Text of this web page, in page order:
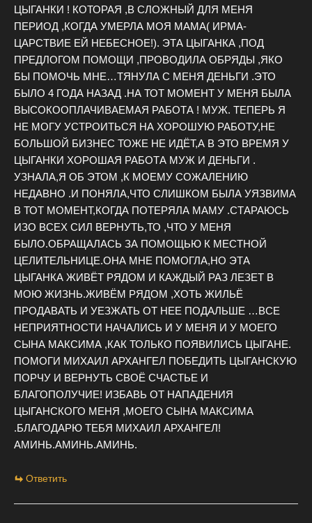
ЦЫГАНКИ ! КОТОРАЯ ,В СЛОЖНЫЙ ДЛЯ МЕНЯ
ПЕРИОД ,КОГДА УМЕРЛА МОЯ МАМА( ИРМА-
ЦАРСТВИЕ ЕЙ НЕБЕСНОЕ!). ЭТА ЦЫГАНКА ,ПОД
ПРЕДЛОГОМ ПОМОЩИ ,ПРОВОДИЛА ОБРЯДЫ ,ЯКО
БЫ ПОМОЧЬ МНЕ…ТЯНУЛА С МЕНЯ ДЕНЬГИ .ЭТО
БЫЛО 4 ГОДА НАЗАД .НА ТОТ МОМЕНТ У МЕНЯ БЫЛА
ВЫСОКООПЛАЧИВАЕМАЯ РАБОТА ! МУЖ. ТЕПЕРЬ Я
НЕ МОГУ УСТРОИТЬСЯ НА ХОРОШУЮ РАБОТУ,НЕ
БОЛЬШОЙ БИЗНЕС ТОЖЕ НЕ ИДЁТ,А В ЭТО ВРЕМЯ У
ЦЫГАНКИ ХОРОШАЯ РАБОТА МУЖ И ДЕНЬГИ .
УЗНАЛА,Я ОБ ЭТОМ ,К МОЕМУ СОЖАЛЕНИЮ
НЕДАВНО .И ПОНЯЛА,ЧТО СЛИШКОМ БЫЛА УЯЗВИМА
В ТОТ МОМЕНТ,КОГДА ПОТЕРЯЛА МАМУ .СТАРАЮСЬ
ИЗО ВСЕХ СИЛ ВЕРНУТЬ,ТО ,ЧТО У МЕНЯ
БЫЛО.ОБРАЩАЛАСЬ ЗА ПОМОЩЬЮ К МЕСТНОЙ
ЦЕЛИТЕЛЬНИЦЕ.ОНА МНЕ ПОМОГЛА,НО ЭТА
ЦЫГАНКА ЖИВЁТ РЯДОМ И КАЖДЫЙ РАЗ ЛЕЗЕТ В
МОЮ ЖИЗНЬ.ЖИВЁМ РЯДОМ ,ХОТЬ ЖИЛЬЁ
ПРОДАВАТЬ И УЕЗЖАТЬ ОТ НЕЕ ПОДАЛЬШЕ …ВСЕ
НЕПРИЯТНОСТИ НАЧАЛИСЬ И У МЕНЯ И У МОЕГО
СЫНА МАКСИМА ,КАК ТОЛЬКО ПОЯВИЛИСЬ ЦЫГАНЕ.
ПОМОГИ МИХАИЛ АРХАНГЕЛ ПОБЕДИТЬ ЦЫГАНСКУЮ
ПОРЧУ И ВЕРНУТЬ СВОЁ СЧАСТЬЕ И
БЛАГОПОЛУЧИЕ! ИЗБАВЬ ОТ НАПАДЕНИЯ
ЦЫГАНСКОГО МЕНЯ ,МОЕГО СЫНА МАКСИМА
.БЛАГОДАРЮ ТЕБЯ МИХАИЛ АРХАНГЕЛ!
АМИНЬ.АМИНЬ.АМИНЬ.
Ответить